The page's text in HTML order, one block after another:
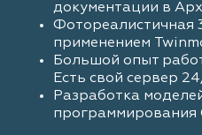
документации в
Фотореалистичная
применением
Большой опыт
Есть свой сервер
Разработка
программирования